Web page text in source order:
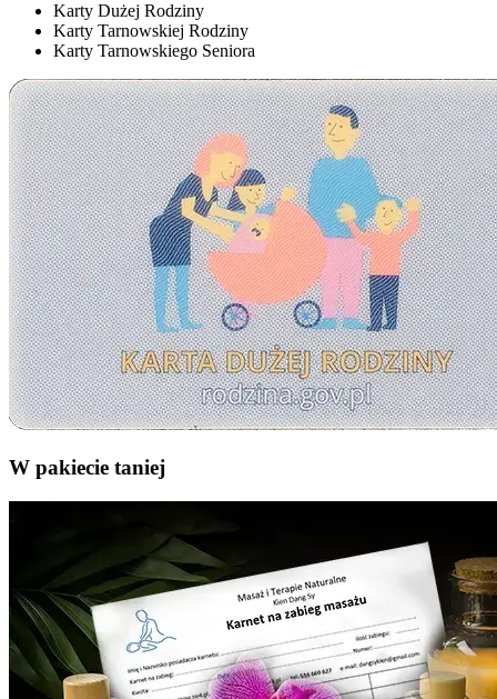
Karty Dużej Rodziny
Karty Tarnowskiej Rodziny
Karty Tarnowskiego Seniora
W pakiecie taniej